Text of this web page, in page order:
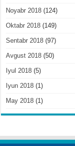
Noyabr 2018 (124)
Oktabr 2018 (149)
Sentabr 2018 (97)
Avgust 2018 (50)
Iyul 2018 (5)
Iyun 2018 (1)
May 2018 (1)